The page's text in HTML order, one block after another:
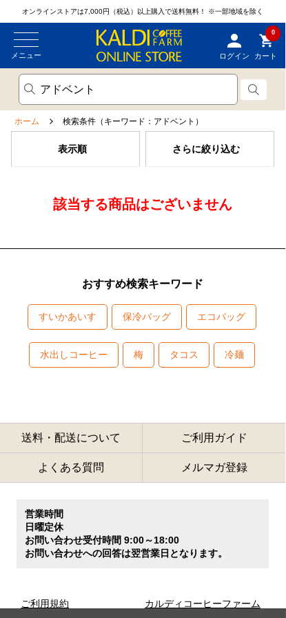
オンラインストアは7,000円（税込）以上購入で送料無料！ ※一部地域を除く
メニュー ログイン
0
カート
ホーム 検索条件（キーワード：アドベント）
表示順 さらに絞り込む
該当する商品はございません
おすすめ検索キーワード
すいかあいす 保冷バッグ エコバッグ
水出しコーヒー 梅 タコス 冷麺
送料・配送について ご利用ガイド
よくある質問 メルマガ登録
営業時間
日曜定休
お問い合わせ受付時間 9:00～18:00
お問い合わせへの回答は翌営業日となります。
ご利用規約 カルディコーヒーファーム